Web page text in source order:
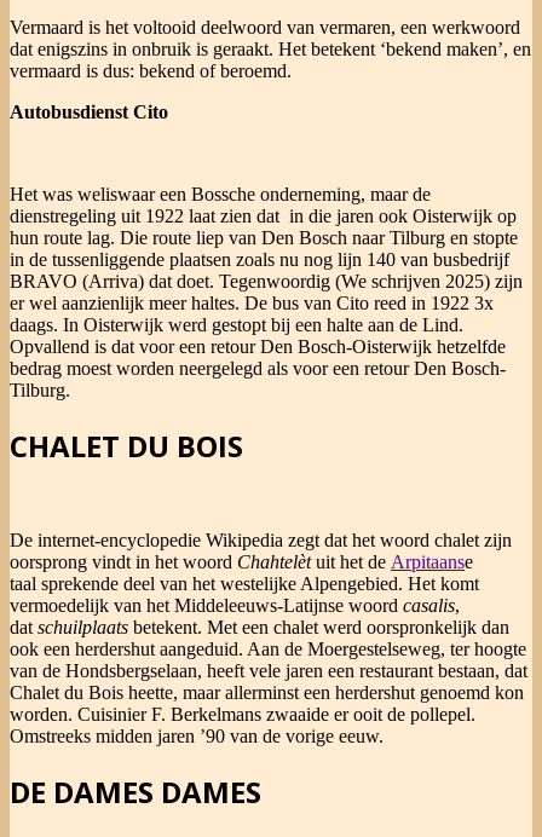
Vermaard is het voltooid deelwoord van vermaren, een werkwoord
dat enigszins in onbruik is geraakt. Het betekent ‘bekend maken’, en
vermaard is dus: bekend of beroemd.
Autobusdienst Cito
Het was weliswaar een Bossche onderneming, maar de
dienstregeling uit 1922 laat zien dat in die jaren ook Oisterwijk op
hun route lag. Die route liep van Den Bosch naar Tilburg en stopte
in de tussenliggende plaatsen zoals nu nog lijn 140 van busbedrijf
BRAVO (Arriva) dat doet. Tegenwoordig (We schrijven 2025) zijn
er wel aanzienlijk meer haltes. De bus van Cito reed in 1922 3x
daags. In Oisterwijk werd gestopt bij een halte aan de Lind.
Opvallend is dat voor een retour Den Bosch-Oisterwijk hetzelfde
bedrag moest worden neergelegd als voor een retour Den Bosch-
Tilburg.
CHALET DU BOIS
De internet-encyclopedie Wikipedia zegt dat het woord chalet zijn
oorsprong vindt in het woord Chahtelètuit het de Arpitaanse
taal sprekende deel van het westelijke Alpengebied. Het komt
vermoedelijk van het Middeleeuws-Latijnse woord casalis,
datschuilplaats betekent. Met een chalet werd oorspronkelijk dan
ook een herdershut aangeduid. Aan de Moergestelseweg, ter hoogte
van de Hondsbergselaan, heeft vele jaren een restaurant bestaan, dat
Chalet du Bois heette, maar allerminst een herdershut genoemd kon
worden. Cuisinier F. Berkelmans zwaaide er ooit de pollepel.
Omstreeks midden jaren ’90 van de vorige eeuw.
DE DAMES DAMES